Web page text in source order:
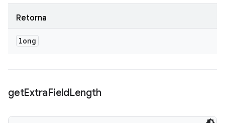
Retorna
long
getExtraFieldLength